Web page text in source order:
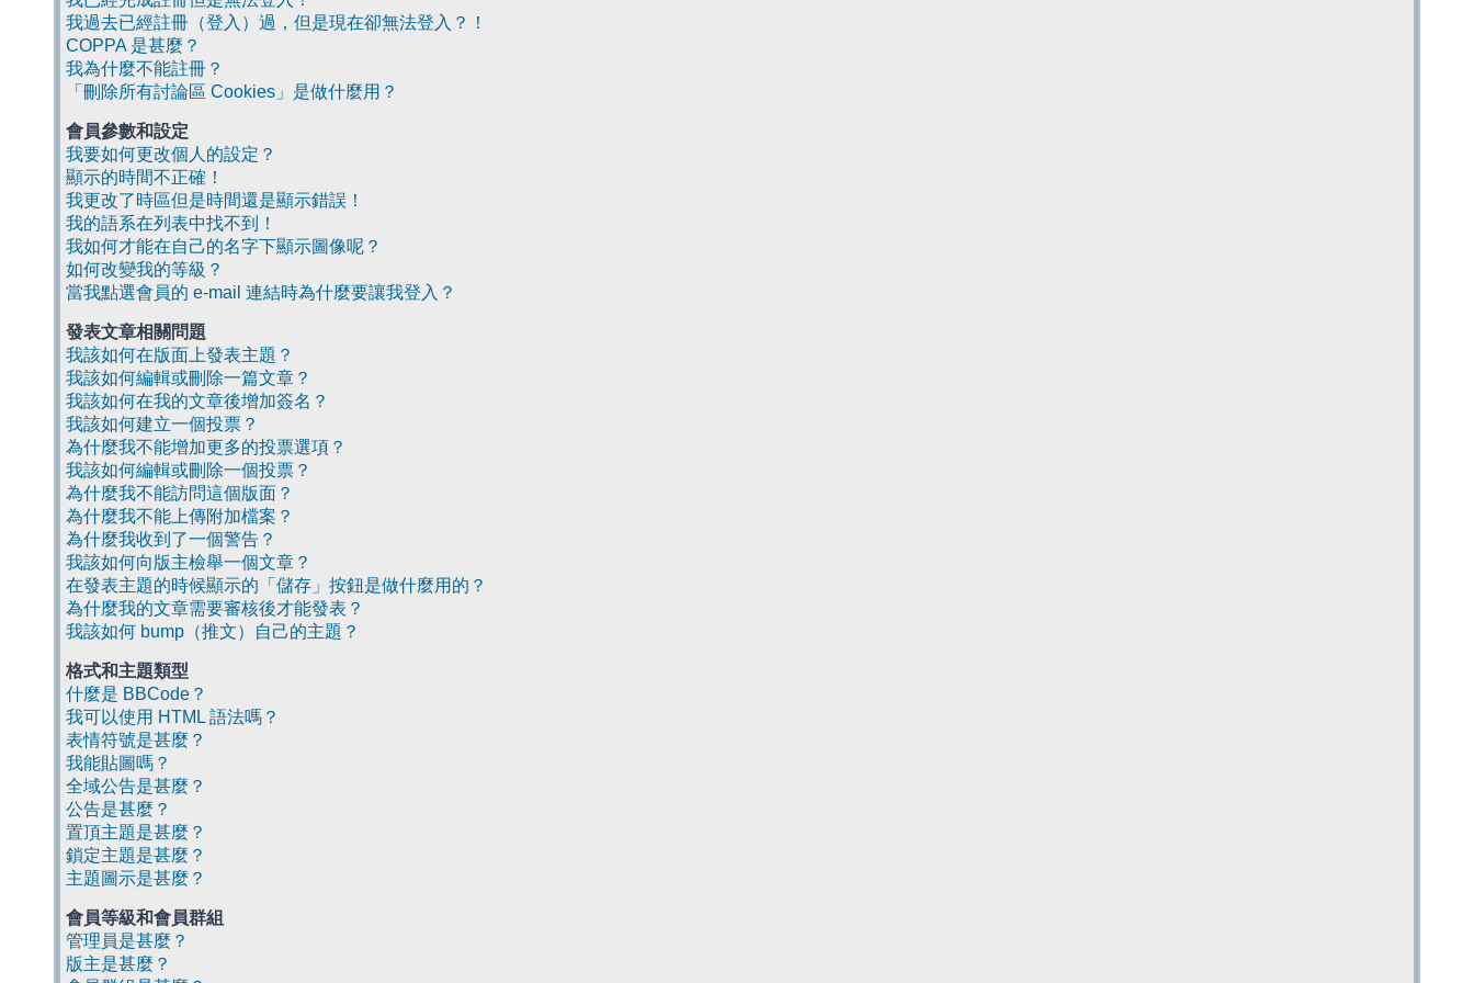
我過去已經註冊（登入）過，但是現在卻無法登入？！
COPPA 是甚麼？
我為什麼不能註冊？
「刪除所有討論區 Cookies」是做什麼用？
會員參數和設定
我要如何更改個人的設定？
顯示的時間不正確！
我更改了時區但是時間還是顯示錯誤！
我的語系在列表中找不到！
我如何才能在自己的名字下顯示圖像呢？
如何改變我的等級？
當我點選會員的 e-mail 連結時為什麼要讓我登入？
發表文章相關問題
我該如何在版面上發表主題？
我該如何編輯或刪除一篇文章？
我該如何在我的文章後增加簽名？
我該如何建立一個投票？
為什麼我不能增加更多的投票選項？
我該如何編輯或刪除一個投票？
為什麼我不能訪問這個版面？
為什麼我不能上傳附加檔案？
為什麼我收到了一個警告？
我該如何向版主檢舉一個文章？
在發表主題的時候顯示的「儲存」按鈕是做什麼用的？
為什麼我的文章需要審核後才能發表？
我該如何 bump（推文）自己的主題？
格式和主題類型
什麼是 BBCode？
我可以使用 HTML 語法嗎？
表情符號是甚麼？
我能貼圖嗎？
全域公告是甚麼？
公告是甚麼？
置頂主題是甚麼？
鎖定主題是甚麼？
主題圖示是甚麼？
會員等級和會員群組
管理員是甚麼？
版主是甚麼？